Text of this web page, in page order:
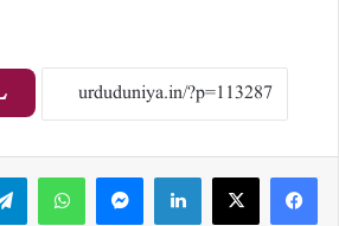
LinkedIn
WhatsApp